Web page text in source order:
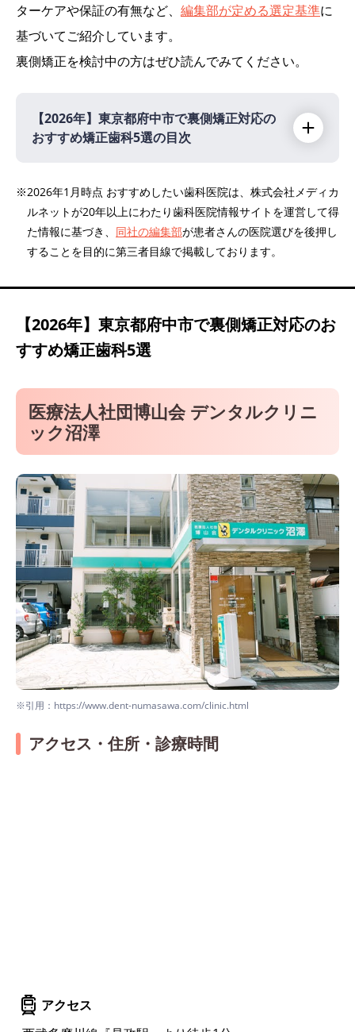
ターケアや保証の有無など、 編集部が定める選定基準に
基づいてご紹介しています。
裏側矯正を検討中の方はぜひ読んでみてください。
【2026年】 東京都府中市で裏側矯正対応の
おすすめ矯正歯科5選の目次
医療法人社団博山会 デンタルクリニック沼澤
府中けやき通り矯正歯科
TakeDaデンタルクリニック府中
つくしの歯科
※2026年1月時点 おすすめしたい歯科医院は、株式会社メディカ
ルネットが20年以上にわたり歯科医院情報サイトを運営して得
た情報に基づき、 同社の編集部が患者さんの医院選びを後押し
することを目的に第三者目線で掲載しております。
【2026年】 東京都府中市で裏側矯正対応のお
すすめ矯正歯科5選
医療法人社団博山会 デンタルクリニ
ック沼澤
※引用：https://www.dent-numasawa.com/clinic.html
アクセス・住所・診療時間
アクセス